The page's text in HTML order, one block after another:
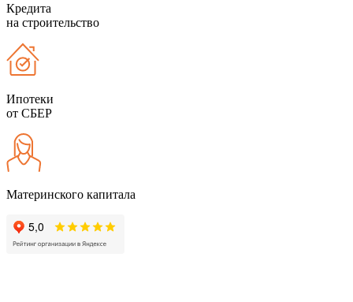
Кредита
на строительство
Ипотеки
от СБЕР
Материнского капитала